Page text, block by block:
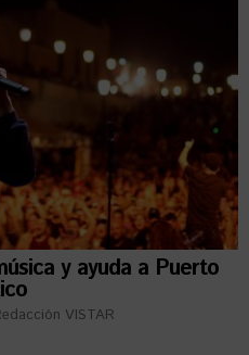
y ayuda a Puerto
VISTAR